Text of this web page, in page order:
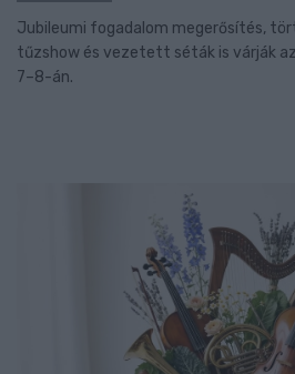
Jubileumi fogadalom megerősítés,
tűzshow és vezetett séták is várják
7–8-án.